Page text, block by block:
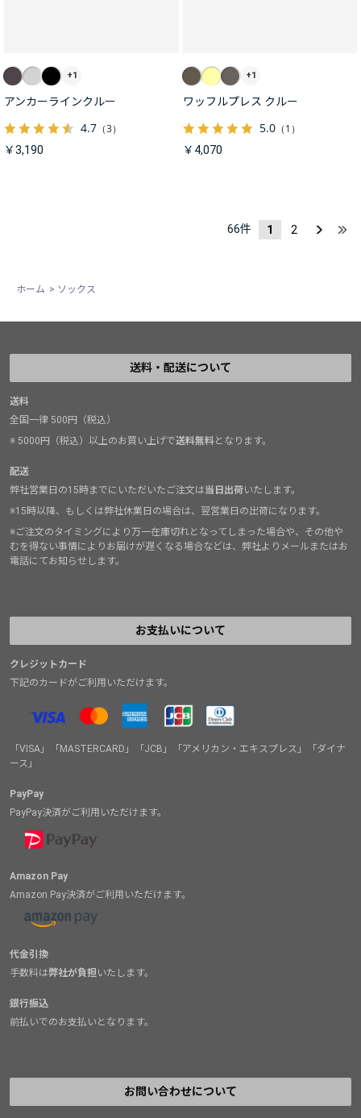
+1
アンカーラインクルー
4.7 （3）
￥3,190
+1
ワッフルプレス クルー
5.0（1）
￥4,070
66件 1 2
ホーム > ソックス
送料・配送について
送料
全国一律 500円（税込）
※ 5000円（税込）以上のお買い上げで送料無料となります。
配送
弊社営業日の15時までにいただいたご注文は当日出荷いたします。
※15時以降、もしくは弊社休業日の場合は、翌営業日の出荷になります。
※ご注文のタイミングにより万一在庫切れとなってしまった場合や、その他や
むを得ない事情によりお届けが遅くなる場合などは、弊社よりメールまたはお
電話にてお知らせします。
お支払いについて
クレジットカード
下記のカードがご利用いただけます。
「VISA」「MASTERCARD」「JCB」「アメリカン・エキスプレス」「ダイナ
ース」
PayPay
PayPay決済がご利用いただけます。
Amazon Pay
Amazon Pay決済がご利用いただけます。
代金引換
手数料は弊社が負担いたします。
銀行振込
前払いでのお支払いとなります。
お問い合わせについて